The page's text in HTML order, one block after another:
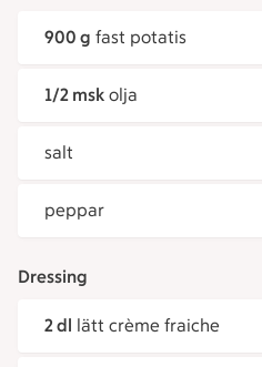
900 g fast potatis
1/2 msk olja
salt
peppar
Dressing
2 dl lätt crème fraiche